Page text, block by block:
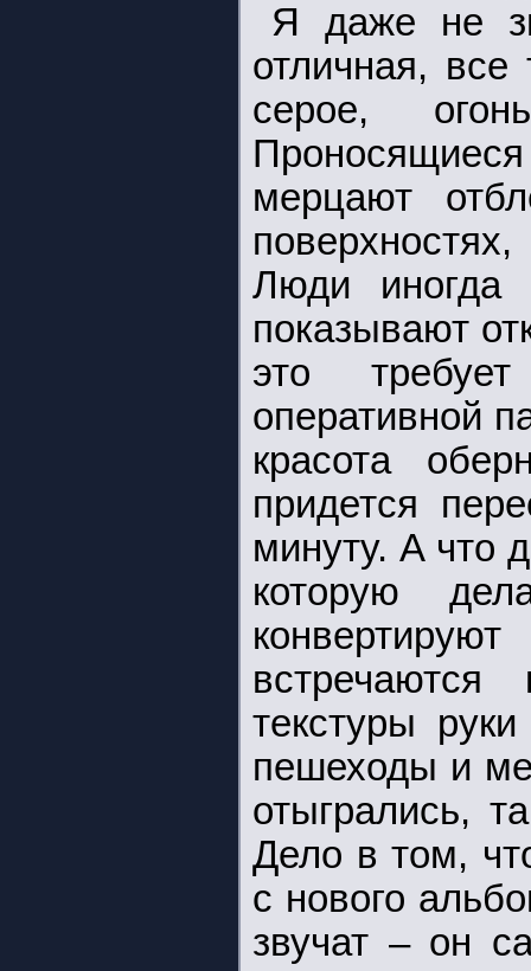
Я даже не
отличная, все
серое,
мерцают
Люди иногда
показывают
это
оперативной
красота
придется
минуту. А что
которую
текстуры
пешеходы и
отыгрались,
Дело в том,
с нового
звучат – он